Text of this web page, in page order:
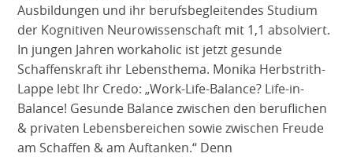
Ausbildungen und ihr berufsbegleitendes Studium
der Kognitiven Neurowissenschaft mit 1,1 absolviert.
In jungen Jahren workaholic ist jetzt gesunde
Schaffenskraft ihr Lebensthema. Monika Herbstrith-
Lappe lebt Ihr Credo: „Work-Life-Balance? Life-in-
Balance! Gesunde Balance zwischen den beruflichen
& privaten Lebensbereichen sowie zwischen Freude
am Schaffen & am Auftanken.“ Denn